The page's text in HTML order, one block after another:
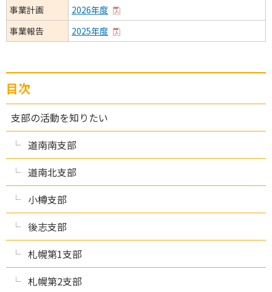
事業計画
2026年度
事業報告
2025年度
目次
支部の活動を知りたい
道南南支部
道南北支部
小樽支部
後志支部
札幌第1支部
札幌第2支部